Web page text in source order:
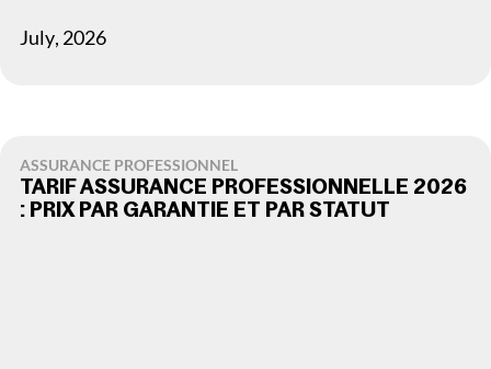
July, 2026
ASSURANCE PROFESSIONNEL
TARIF ASSURANCE PROFESSIONNELLE 2026
: PRIX PAR GARANTIE ET PAR STATUT